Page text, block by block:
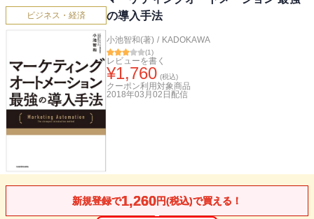
ビジネス・経済
の導入手法
小池智和(著) / KADOKAWA
(1)
レビューを書く
¥1,760 (税込)
クーポン利用対象商品
2018年03月02日 配信
新規登録で1,260円(税込)で買える！